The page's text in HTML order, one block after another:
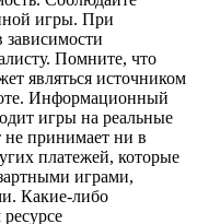
игры. При
Помните, что
являться источником
Информационный
игры на реальные
не принимает ни в
платежей, которые
играми,
Какие-либо